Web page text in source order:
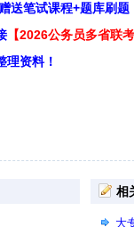
赠送笔试课程+题库刷题
【2026公务员多省联考
理资料！
相
大